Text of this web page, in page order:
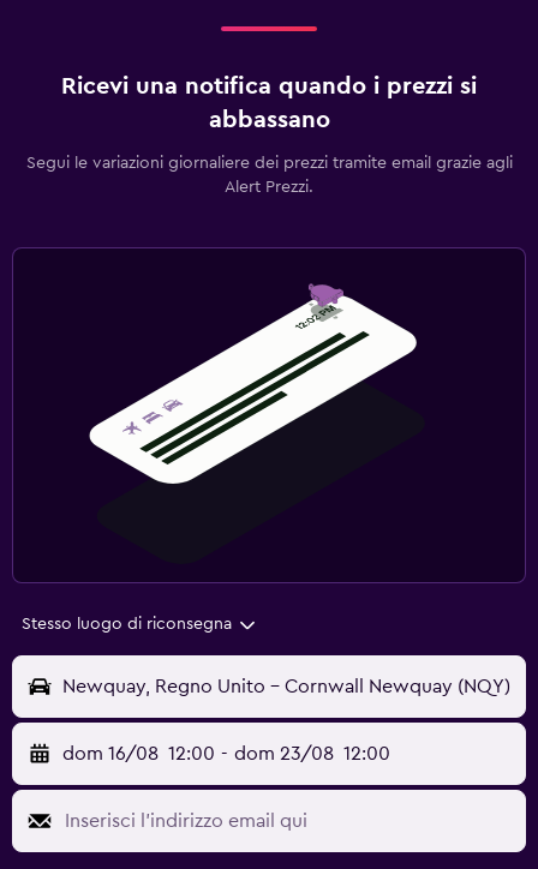
Ricevi una notifica quando i prezzi si
abbassano
Segui le variazioni giornaliere dei prezzi tramite email grazie agli
Alert Prezzi.
Stesso luogo di riconsegna
Newquay, Regno Unito - Cornwall Newquay (NQY)
dom 16/08 12:00 - dom 23/08 12:00